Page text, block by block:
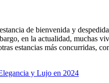
de bienvenida y
en la actualidad, muchas
estancias más concurridas,